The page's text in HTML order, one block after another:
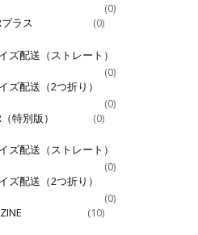
(0)
プラス
(0)
ズ配送（ストレート）
(0)
ズ配送（2つ折り）
(0)
特別版）
(0)
ズ配送（ストレート）
(0)
ズ配送（2つ折り）
(0)
(10)